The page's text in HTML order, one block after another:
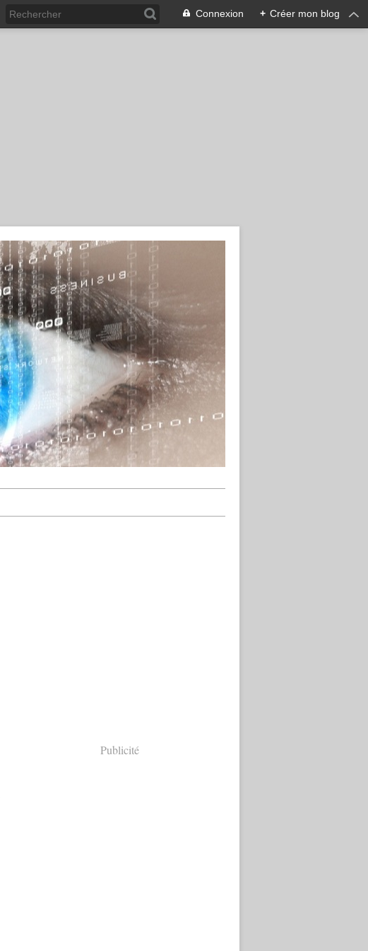
Connexion + Créer mon blog
Publicité